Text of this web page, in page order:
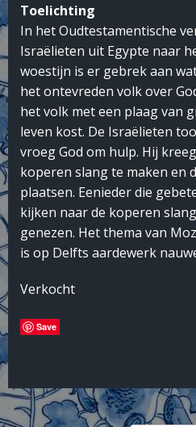
Toelichting
In het Oudtestamentische
Israëlieten uit Egypte naar
woestijn is er gebrek aan
het ontevreden volk over
het volk met een plaag van
leven kost. De Israëlieten
vroeg God om hulp. Hij
koperen slang te maken en
plaatsen. Eenieder die
kijken naar de koperen
genezen. Het thema van
is op Delfts aardewerk
Verkocht
Save